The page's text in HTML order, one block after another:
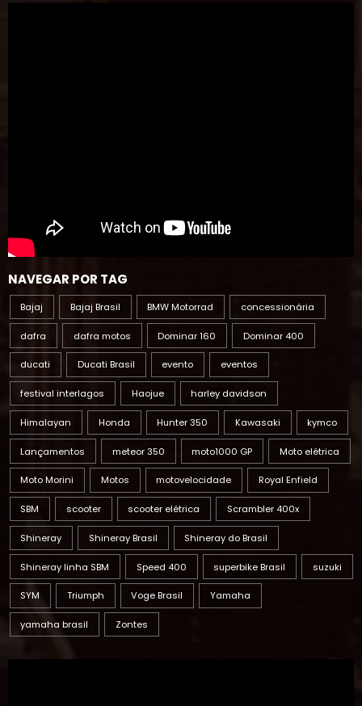
NAVEGAR POR TAG
Bajaj Bajaj Brasil BMW Motorrad concessionária
dafra dafra motos Dominar 160 Dominar 400
ducati Ducati Brasil evento eventos
festival interlagos Haojue harley davidson
Himalayan Honda Hunter 350 Kawasaki kymco
Lançamentos meteor 350 moto1000 GP Moto elétrica
Moto Morini Motos motovelocidade Royal Enfield
SBM scooter scooter elétrica Scrambler 400x
Shineray Shineray Brasil Shineray do Brasil
Shineray linha SBM Speed 400 superbike Brasil suzuki
SYM Triumph Voge Brasil Yamaha
yamaha brasil Zontes